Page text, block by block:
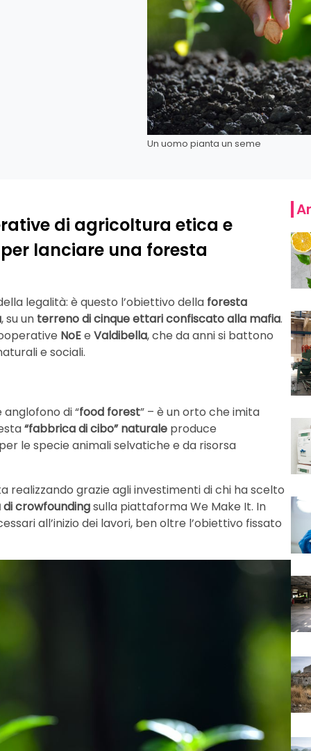
Un uomo pianta un seme
di agricoltura etica e
lanciare una foresta
legalità: è questo l’obiettivo della foresta
, su un terreno di cinque ettari confiscato alla mafia.
NoEe Valdibella, che da anni si battono
e sociali.
di “food forest” – è un orto che imita
“fabbrica di cibo” naturale produce
le specie animali selvatiche e da risorsa
realizzando grazie agli investimenti di chi ha scelto
crowfoundingsulla piattaforma We Make It. In
all’inizio dei lavori, ben oltre l’obiettivo fissato